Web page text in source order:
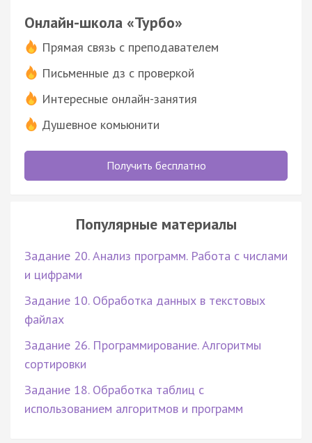
Онлайн-школа «Турбо»
Прямая связь с преподавателем
Письменные дз с проверкой
Интересные онлайн-занятия
Душевное комьюнити
Получить бесплатно
Популярные материалы
Задание 20. Анализ программ. Работа с числами
и цифрами
Задание 10. Обработка данных в текстовых
файлах
Задание 26. Программирование. Алгоритмы
сортировки
Задание 18. Обработка таблиц с
использованием алгоритмов и программ